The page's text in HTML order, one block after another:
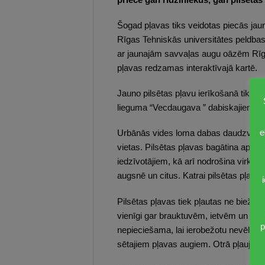
Šogad pļavas tiks veidotas piecās
Rīgas Tehniskās universitātes
ar jaunajām savvaļas augu oāzēm
pļavas redzamas interaktīvajā kartē.
Jauno pilsētas pļavu ierīkošanā tiks
lieguma “Vecdaugava ” dabiskajiem
Urbānās vides loma dabas
vietas. Pilsētas pļavas bagātina
iedzīvotājiem, kā arī nodrošina virkni
augsnē un citus. Katrai pilsētas
Pilsētas pļavas tiek pļautas ne
vienīgi gar brauktuvēm, ietvēm un
nepieciešama, lai ierobežotu
sētajiem pļavas augiem. Otrā pļaujas